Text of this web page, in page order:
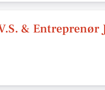
& Entreprenør